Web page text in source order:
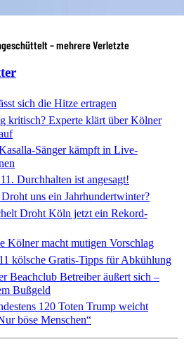
– mehrere Verletzte
sich die Hitze ertragen
kritisch? Experte klärt über Kölner
Sänger kämpft in Live-
Durchhalten ist angesagt!
Droht uns ein Jahrhundertwinter?
Droht Köln jetzt ein Rekord-
Kölner macht mutigen Vorschlag
11 kölsche Gratis-Tipps für Abkühlung
Beachclub Betreiber äußert sich –
Bußgeld
120 Toten Trump weicht
böse Menschen“